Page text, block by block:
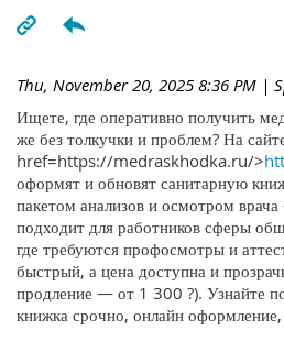
Thu, November 20, 2025 8:36 PM |
Ищете, где оперативно получить
же без толкучки и проблем? На
href=https://medraskhodka.ru/>
оформят и обновят санитарную
пакетом анализов и осмотром
подходит для работников сферы
где требуются профосмотры и
быстрый, а цена доступна и
продление — от 1 300 ?). Узнайте
книжка срочно, онлайн